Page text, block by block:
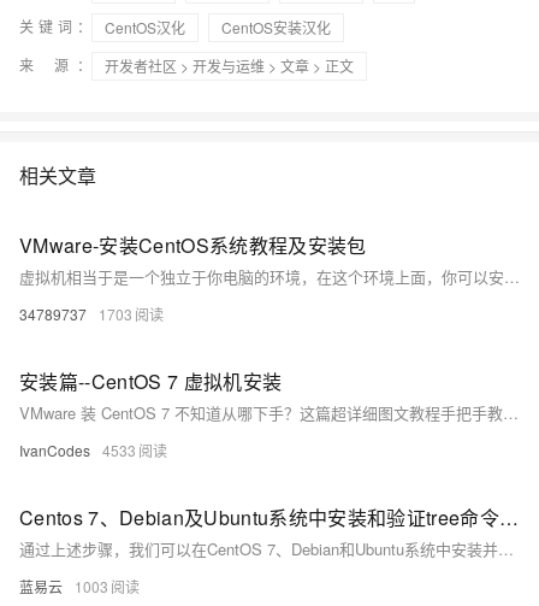
关键词：
CentOS汉化
CentOS安装汉化
来 源：
开发者社区 > 开发与运维 > 文章 > 正文
相关文章
VMware-安装CentOS系统教程及安装包
虚拟机相当于是一个独立于你电脑的环境，在这个环境上面，你可以安装Linux、Windows、Ubuntu等各个类型各个版本的系统，在这个系统里面你不用担心有病读等，不用担心文件误删导致系统崩溃。 虚拟机也和正常的电脑系统是一样的，也可以开关机，不用的时候，你关机就可以了，也不会占用你的系统资源，使用起来还是比较方便 这里也有已经做好的CentOS 7系统，下载下来解压后直接用VMware打开就可以使用
34789737 1703
安装篇--CentOS 7 虚拟机安装
VMware 装 CentOS 7 不知道从哪下手？这篇超详细图文教程手把手教你在 VMware Workstation 中完成 CentOS 7 桌面系统的完整安装流程。从 ISO 镜像下载、虚拟机配置，到安装图形界面、设置用户密码，每一步都有截图讲解，适合零基础新手快速上手。装好之后无论你是要搭 Hadoop 集群，还是练 Linux ，这个环境都够你折腾一整天！
IvanCodes 4533
Centos 7、Debian及Ubuntu系统中安装和验证tree命令的指南。
通过上述步骤，我们可以在CentOS 7、Debian和Ubuntu系统中安装并验证 `tree`命令。在命令行界面中执行安装命令，然后通过版本检查确认安装成功。这保证了在多个平台上 `tree`命令的一致性和可用性，使得用户无论在哪种Linux发行版上都能使用此工具浏览目录结构。
蓝易云 1003